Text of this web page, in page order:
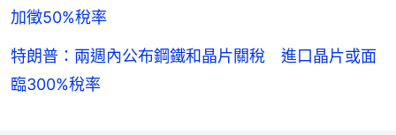
加徵50%稅率
特朗普：兩週內公布鋼鐵和晶片關稅 進口晶片或面
臨300%稅率